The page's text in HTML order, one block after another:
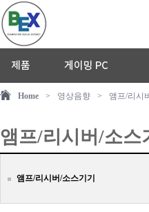
Home > 영상음향 > 앰프/리시
앰프/리시버/소스
앰프/리시버/소스기기